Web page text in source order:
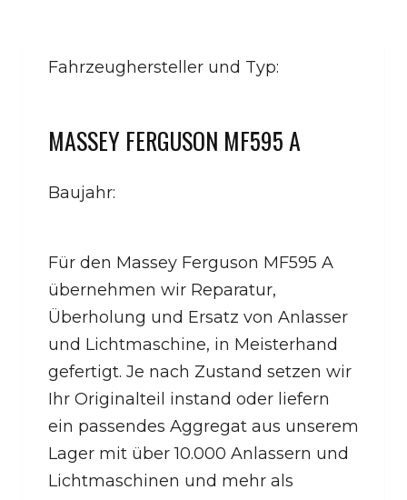
Fahrzeughersteller und Typ:
MASSEY FERGUSON MF595 A
Baujahr:
Für den Massey Ferguson MF595 A
übernehmen wir Reparatur,
Überholung und Ersatz von Anlasser
und Lichtmaschine, in Meisterhand
gefertigt. Je nach Zustand setzen wir
Ihr Originalteil instand oder liefern
ein passendes Aggregat aus unserem
Lager mit über 10.000 Anlassern und
Lichtmaschinen und mehr als